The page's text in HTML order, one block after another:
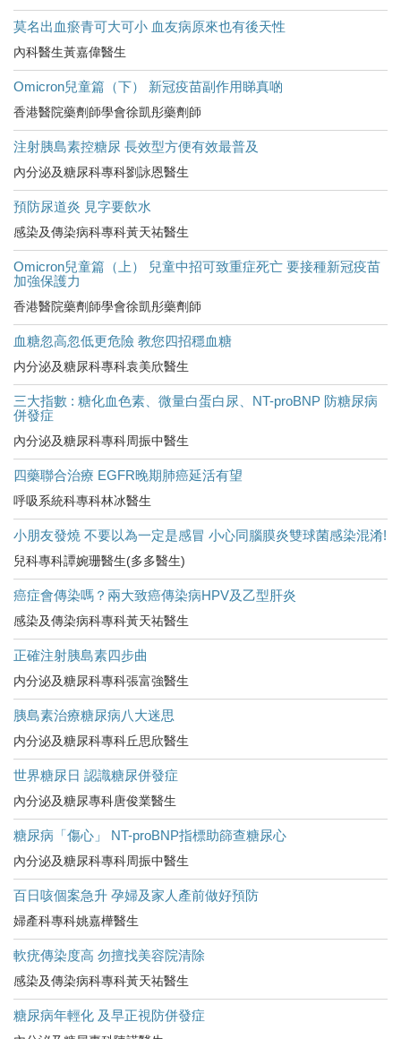
莫名出血瘀青可大可小 血友病原來也有後天性
內科醫生黃嘉偉醫生
Omicron兒童篇（下） 新冠疫苗副作用睇真啲
香港醫院藥劑師學會徐凱彤藥劑師
注射胰島素控糖尿 長效型方便有效最普及
內分泌及糖尿科專科劉詠恩醫生
預防尿道炎 見字要飲水
感染及傳染病科專科黃天祐醫生
Omicron兒童篇（上） 兒童中招可致重症死亡 要接種新冠疫苗
加強保護力
香港醫院藥劑師學會徐凱彤藥劑師
血糖忽高忽低更危險 教您四招穩血糖
内分泌及糖尿科專科袁美欣醫生
三大指數 : 糖化血色素、微量白蛋白尿、NT-proBNP 防糖尿病
併發症
內分泌及糖尿科專科周振中醫生
四藥聯合治療 EGFR晚期肺癌延活有望
呼吸系統科專科林冰醫生
小朋友發燒 不要以為一定是感冒 小心同腦膜炎雙球菌感染混淆!
兒科專科譚婉珊醫生(多多醫生)
癌症會傳染嗎？兩大致癌傳染病HPV及乙型肝炎
感染及傳染病科專科黃天祐醫生
正確注射胰島素四步曲
内分泌及糖尿科專科張富強醫生
胰島素治療糖尿病八大迷思
内分泌及糖尿科專科丘思欣醫生
世界糖尿日 認識糖尿併發症
內分泌及糖尿專科唐俊業醫生
糖尿病「傷心」 NT-proBNP指標助篩查糖尿心
內分泌及糖尿科專科周振中醫生
百日咳個案急升 孕婦及家人產前做好預防
婦產科專科姚嘉樺醫生
軟疣傳染度高 勿擅找美容院清除
感染及傳染病科專科黃天祐醫生
糖尿病年輕化 及早正視防併發症